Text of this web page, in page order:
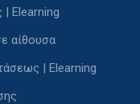
| Elearning
αίθουσα
| Elearning